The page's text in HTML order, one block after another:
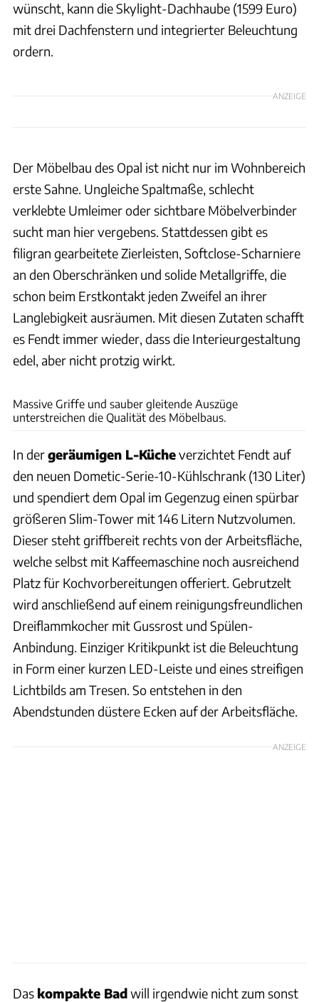
wünscht, kann die Skylight-Dachhaube (1599 Euro)
mit drei Dachfenstern und integrierter Beleuchtung
ordern.
ANZEIGE
Der Möbelbau des Opal ist nicht nur im Wohnbereich
erste Sahne. Ungleiche Spaltmaße, schlecht
verklebte Umleimer oder sichtbare Möbelverbinder
sucht man hier vergebens. Stattdessen gibt es
filigran gearbeitete Zierleisten, Softclose-Scharniere
an den Oberschränken und solide Metallgriffe, die
schon beim Erstkontakt jeden Zweifel an ihrer
Langlebigkeit ausräumen. Mit diesen Zutaten schafft
es Fendt immer wieder, dass die Interieurgestaltung
edel, aber nicht protzig wirkt.
Massive Griffe und sauber gleitende Auszüge
unterstreichen die Qualität des Möbelbaus.
In dergeräumigen L-Kücheverzichtet Fendt auf
den neuen Dometic-Serie-10-Kühlschrank (130 Liter)
und spendiert dem Opal im Gegenzug einen spürbar
größeren Slim-Tower mit 146 Litern Nutzvolumen.
Dieser steht griffbereit rechts von der Arbeitsfläche,
welche selbst mit Kaffeemaschine noch ausreichend
Platz für Kochvorbereitungen offeriert. Gebrutzelt
wird anschließend auf einem reinigungsfreundlichen
Dreiflammkocher mit Gussrost und Spülen-
Anbindung. Einziger Kritikpunkt ist die Beleuchtung
in Form einer kurzen LED-Leiste und eines streifigen
Lichtbilds am Tresen. So entstehen in den
Abendstunden düstere Ecken auf der Arbeitsfläche.
ANZEIGE
Das kompakte Badwill irgendwie nicht zum sonst